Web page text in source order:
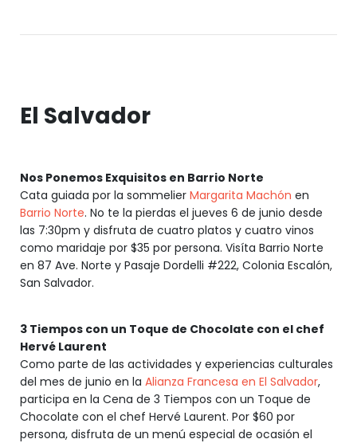
El Salvador
Nos Ponemos Exquisitos en Barrio Norte
Cata guiada por la sommelier Margarita Machón en
Barrio Norte. No te la pierdas el jueves 6 de junio desde
las 7:30pm y disfruta de cuatro platos y cuatro vinos
como maridaje por $35 por persona. Visíta Barrio Norte
en 87 Ave. Norte y Pasaje Dordelli #222, Colonia Escalón,
San Salvador.
3 Tiempos con un Toque de Chocolate con el chef
Hervé Laurent
Como parte de las actividades y experiencias culturales
del mes de junio en la Alianza Francesa en El Salvador,
participa en la Cena de 3 Tiempos con un Toque de
Chocolate con el chef Hervé Laurent. Por $60 por
persona, disfruta de un menú especial de ocasión el